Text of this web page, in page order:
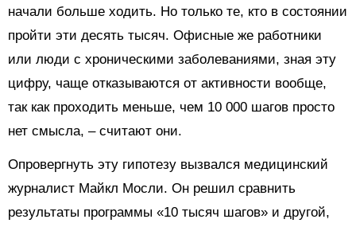
начали больше ходить. Но только те, кто в состоянии
пройти эти десять тысяч. Офисные же работники
или люди с хроническими заболеваниями, зная эту
цифру, чаще отказываются от активности вообще,
так как проходить меньше, чем 10 000 шагов просто
нет смысла, – считают они.
Опровергнуть эту гипотезу вызвался медицинский
журналист Майкл Мосли. Он решил сравнить
результаты программы «10 тысяч шагов» и другой,